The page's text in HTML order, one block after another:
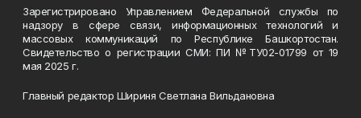
Зарегистрировано Управлением Федеральной службы по
надзору в сфере связи, информационных технологий и
массовых коммуникаций по Республике Башкортостан.
Свидетельство о регистрации СМИ: ПИ №ТУ02-01799 от 19
мая 2025 г.
Главный редактор Шириня Светлана Вильдановна